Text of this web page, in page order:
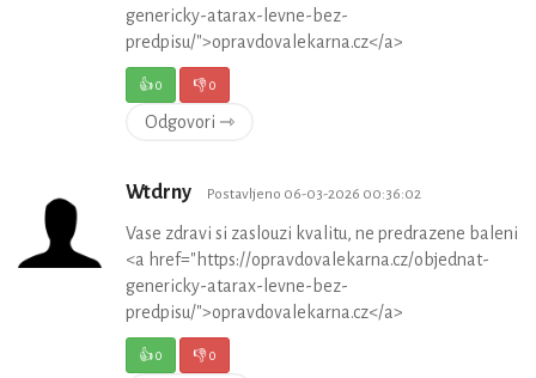
genericky-atarax-levne-bez-
predpisu/">opravdovalekarna.cz</a>
👍0 👎0
Odgovori ⇾
Wtdrny Postavljeno 06-03-2026 00:36:02
Vase zdravi si zaslouzi kvalitu, ne predrazene baleni
<a href="https://opravdovalekarna.cz/objednat-
genericky-atarax-levne-bez-
predpisu/">opravdovalekarna.cz</a>
👍0 👎0